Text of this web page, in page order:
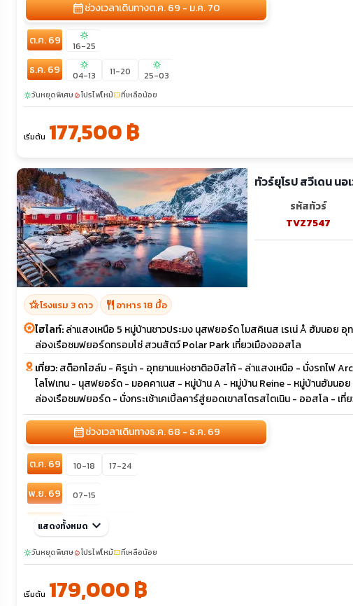
calendar_monthช่วงเวลาเดินทางต.ค. 69 - ม.ค. 70
ต.ค. 69 sunny
16-25
ธ.ค. 69 sunny
04-13 11-20
sunny
25-03
sunnyวันหยุดพิเศษlocal_fire_departmentโปรไฟไหม้confirmation_numberที่เหลือน้อย
เริ่มต้น 177,500 ฿
ทัวร์ยุโรป สวีเดน นอ
รหัสทัวร์
TVZ7547
hotel_classโรงแรม 3 ดาว restaurant อาหาร 18 มื้อ
ไฮไลท์:ล่าแสงเหนือ 5 หมู่บ้านชาวประมง นุสฟยอร์ด โมสคิเนส เรเน่ Å ฮัมนอย
ล่องเรือชมฟยอร์ดทรอมโซ่ สวนสัตว์ Polar Park เที่ยวเมืองออสโล
เที่ยว:สต็อกโฮล์ม - คิรูน่า - อุทยานแห่งชาติอบิสโก้ - ล่าแสงเหนือ - นั่งรถไฟ
โลโฟเทน - นุสฟยอร์ด - มอคคาเนส - หมู่บ้าน A - หมู่บ้าน Reine - หมู่บ้านฮัมนอ
ล่องเรือชมฟยอร์ด - นั่งกระเช้าเคเบิ้ลคาร์สู่ยอดเขาสโตรสไตเนิน - ออสโล - เ
calendar_monthช่วงเวลาเดินทางธ.ค. 68 - ธ.ค. 69
ต.ค. 69 10-18 17-24
พ.ย. 69 07-15
ธ.ค. 69 05-13
แสดงทั้งหมด keyboard_arrow_down
sunnyวันหยุดพิเศษlocal_fire_departmentโปรไฟไหม้confirmation_numberที่เหลือน้อย
เริ่มต้น 179,000 ฿